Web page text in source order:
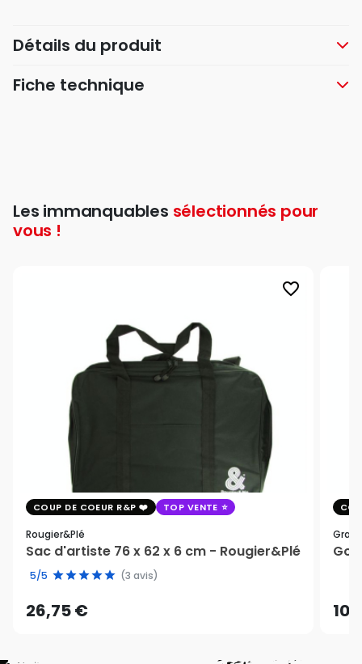
Détails du produit
Fiche technique
Les immanquables sélectionnés pour
vous !
favorite_border
COUP DE COEUR R&P TOP VENTE
Rougier&plé
Sac d'artiste 76 x 62 x 6 cm - Rougier&Plé
5/5 (3 avis)
26,75 €